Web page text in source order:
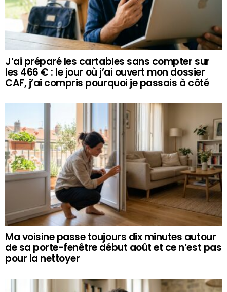
J’ai préparé les cartables sans compter sur
les 466 € : le jour où j’ai ouvert mon dossier
CAF, j’ai compris pourquoi je passais à côté
Ma voisine passe toujours dix minutes autour
de sa porte-fenêtre début août et ce n’est pas
pour la nettoyer